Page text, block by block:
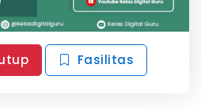
Fasilitas